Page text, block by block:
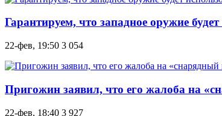
Гарантируем, что западное оружие
22-фев, 19:50 3 054
Пригожин заявил, что его жалоба на
22-фев, 18:40 3 927